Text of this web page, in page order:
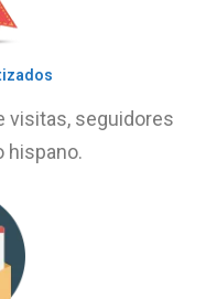
visitas, seguidores
hispano.